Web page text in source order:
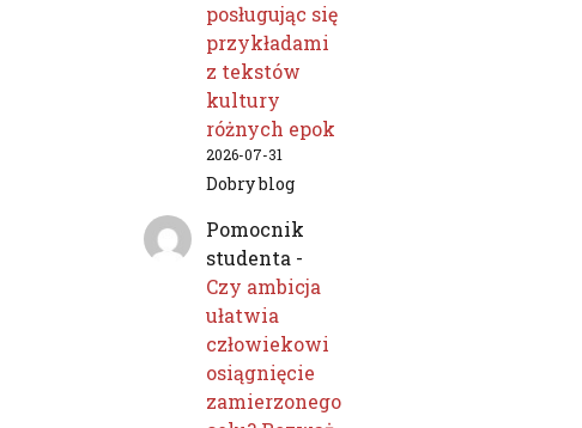
posługując się
przykładami
z tekstów
kultury
różnych epok
2026-07-31
Dobry blog
Pomocnik
studenta -
Czy ambicja
ułatwia
człowiekowi
osiągnięcie
zamierzonego